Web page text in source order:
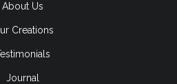
About Us
Creations
Journal